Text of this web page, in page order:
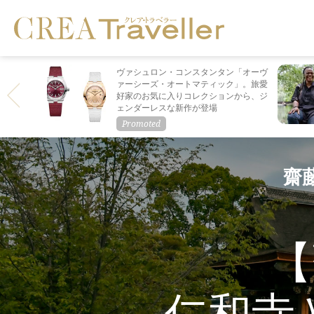
ヴァシュロン・コンスタンタン「オーヴ
ァーシーズ・オートマティック」。旅愛
好家のお気に入りコレクションから、ジ
ェンダーレスな新作が登場
齋